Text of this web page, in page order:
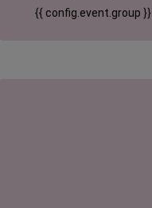
{{ config.event.group }}